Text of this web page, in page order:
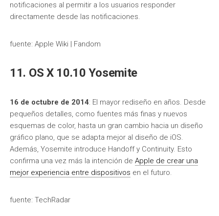
notificaciones al permitir a los usuarios responder
directamente desde las notificaciones.
fuente: Apple Wiki | Fandom
11. OS X 10.10 Yosemite
16 de octubre de 2014: El mayor rediseño en años. Desde
pequeños detalles, como fuentes más finas y nuevos
esquemas de color, hasta un gran cambio hacia un diseño
gráfico plano, que se adapta mejor al diseño de iOS.
Además, Yosemite introduce Handoff y Continuity. Esto
confirma una vez más la intención de Apple de crear una
mejor experiencia entre dispositivos en el futuro.
fuente: TechRadar